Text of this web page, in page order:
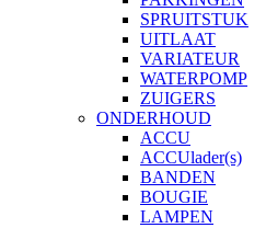
SPRUITSTUK
UITLAAT
VARIATEUR
WATERPOMP
ZUIGERS
ONDERHOUD
ACCU
ACCUlader(s)
BANDEN
BOUGIE
LAMPEN